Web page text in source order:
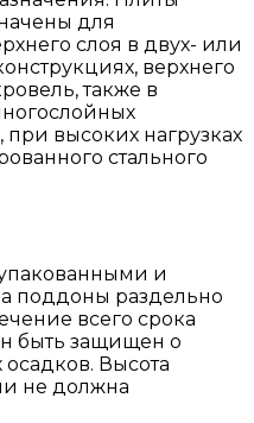
для
слоя в двух- или
верхнего
также в
высоких нагрузках
стального
и
поддоны раздельно
всего срока
быть защищен о
Высота
не должна